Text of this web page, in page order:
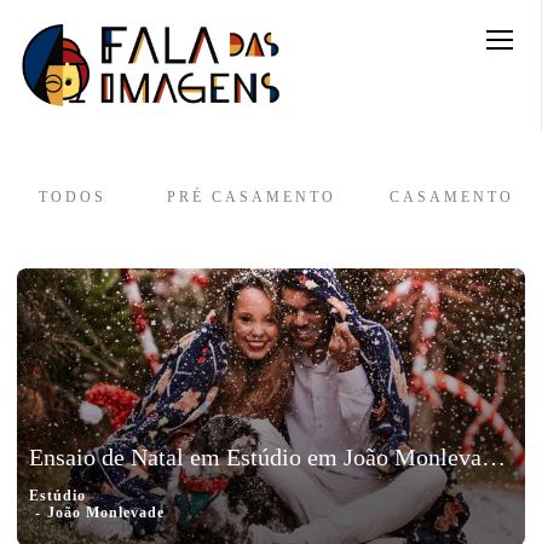
TODOS PRÉ CASAMENTO CASAMENTO
Ensaio de Natal em Estúdio em João Monlevade, MG | Marphiza e Adeilson
Estúdio
João Monlevade